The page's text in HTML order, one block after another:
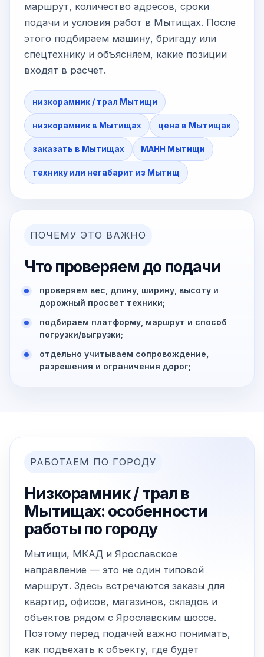
маршрут, количество адресов, сроки
подачи и условия работ в Мытищах. После
этого подбираем машину, бригаду или
спецтехнику и объясняем, какие позиции
входят в расчёт.
низкорамник / трал Мытищи
низкорамник в Мытищах цена в Мытищах
заказать в Мытищах МАНН Мытищи
технику или негабарит из Мытищ
ПОЧЕМУ ЭТО ВАЖНО
Что проверяем до подачи
проверяем вес, длину, ширину, высоту и
дорожный просвет техники;
подбираем платформу, маршрут и способ
погрузки/выгрузки;
отдельно учитываем сопровождение,
разрешения и ограничения дорог;
РАБОТАЕМ ПО ГОРОДУ
Низкорамник / трал в
Мытищах: особенности
работы по городу
Мытищи, МКАД и Ярославское
направление — это не один типовой
маршрут. Здесь встречаются заказы для
квартир, офисов, магазинов, складов и
объектов рядом с Ярославским шоссе.
Поэтому перед подачей важно понимать,
как подъехать к объекту, где будет